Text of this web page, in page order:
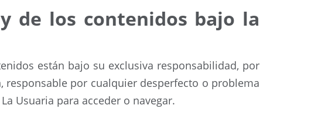
de los contenidos bajo la
están bajo su exclusiva responsabilidad, por
por cualquier desperfecto o problema
Usuaria para acceder o navegar.